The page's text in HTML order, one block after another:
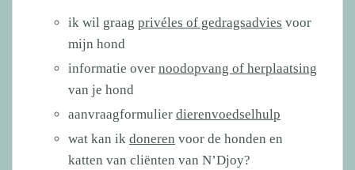
ik wil graag privéles of gedragsadvies voor
mijn hond
informatie over noodopvang of herplaatsing
van je hond
aanvraagformulier dierenvoedselhulp
wat kan ik doneren voor de honden en
katten van cliënten van N’Djoy?